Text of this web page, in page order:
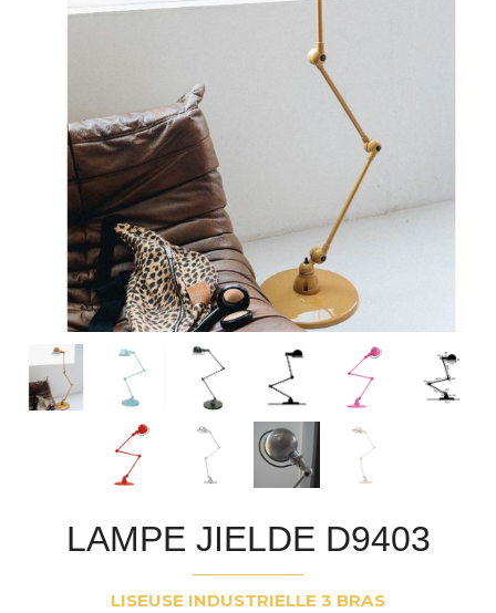
LAMPE JIELDE D9403
LISEUSE INDUSTRIELLE 3 BRAS